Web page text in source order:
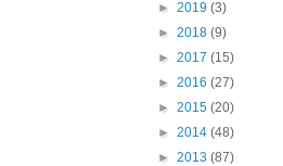
► 2019 (3)
► 2018 (9)
► 2017 (15)
► 2016 (27)
► 2015 (20)
► 2014 (48)
► 2013 (87)